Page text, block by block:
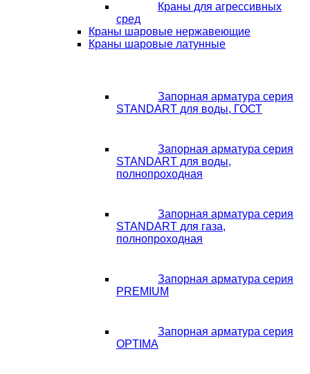
Краны для агрессивных
сред
Краны шаровые нержавеющие
Краны шаровые латунные
Запорная арматура серия
STANDART для воды, ГОСТ
Запорная арматура серия
STANDART для воды,
полнопроходная
Запорная арматура серия
STANDART для газа,
полнопроходная
Запорная арматура серия
PREMIUM
Запорная арматура серия
OPTIMA